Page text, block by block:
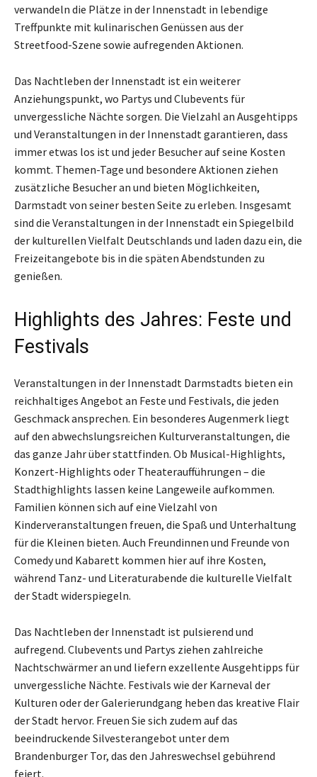
verwandeln die Plätze in der Innenstadt in lebendige
Treffpunkte mit kulinarischen Genüssen aus der
Streetfood-Szene sowie aufregenden Aktionen.
Das Nachtleben der Innenstadt ist ein weiterer
Anziehungspunkt, wo Partys und Clubevents für
unvergessliche Nächte sorgen. Die Vielzahl an Ausgehtipps
und Veranstaltungen in der Innenstadt garantieren, dass
immer etwas los ist und jeder Besucher auf seine Kosten
kommt. Themen-Tage und besondere Aktionen ziehen
zusätzliche Besucher an und bieten Möglichkeiten,
Darmstadt von seiner besten Seite zu erleben. Insgesamt
sind die Veranstaltungen in der Innenstadt ein Spiegelbild
der kulturellen Vielfalt Deutschlands und laden dazu ein, die
Freizeitangebote bis in die späten Abendstunden zu
genießen.
Highlights des Jahres: Feste und
Festivals
Veranstaltungen in der Innenstadt Darmstadts bieten ein
reichhaltiges Angebot an Feste und Festivals, die jeden
Geschmack ansprechen. Ein besonderes Augenmerk liegt
auf den abwechslungsreichen Kulturveranstaltungen, die
das ganze Jahr über stattfinden. Ob Musical-Highlights,
Konzert-Highlights oder Theateraufführungen – die
Stadthighlights lassen keine Langeweile aufkommen.
Familien können sich auf eine Vielzahl von
Kinderveranstaltungen freuen, die Spaß und Unterhaltung
für die Kleinen bieten. Auch Freundinnen und Freunde von
Comedy und Kabarett kommen hier auf ihre Kosten,
während Tanz- und Literaturabende die kulturelle Vielfalt
der Stadt widerspiegeln.
Das Nachtleben der Innenstadt ist pulsierend und
aufregend. Clubevents und Partys ziehen zahlreiche
Nachtschwärmer an und liefern exzellente Ausgehtipps für
unvergessliche Nächte. Festivals wie der Karneval der
Kulturen oder der Galerierundgang heben das kreative Flair
der Stadt hervor. Freuen Sie sich zudem auf das
beeindruckende Silvesterangebot unter dem
Brandenburger Tor, das den Jahreswechsel gebührend
feiert.